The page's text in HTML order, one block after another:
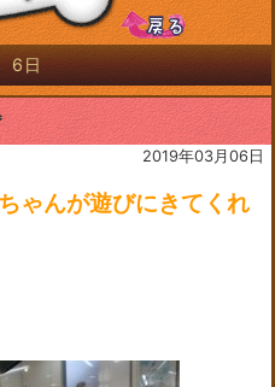
6日
2019年03月06日
ゃんが遊びにきてくれ